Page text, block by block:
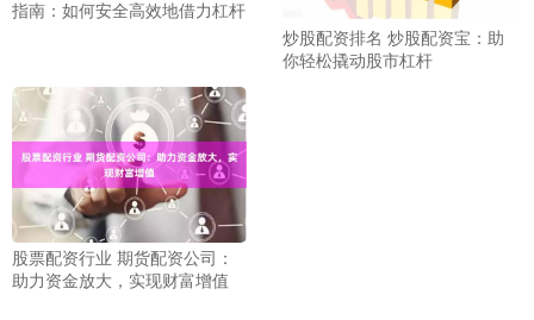
指南：如何安全高效地借力杠杆
炒股配资排名 炒股配资宝：助
你轻松撬动股市杠杆
股票配资行业 期货配资公司：
助力资金放大，实现财富增值